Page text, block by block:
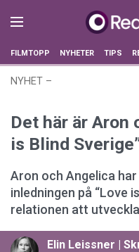
FILMTOPP NYHETER TIPS
NYHET –
Det här är Aron
is Blind
Aron och Angelica
inledningen på “Love
relationen att
Elin Leissner |